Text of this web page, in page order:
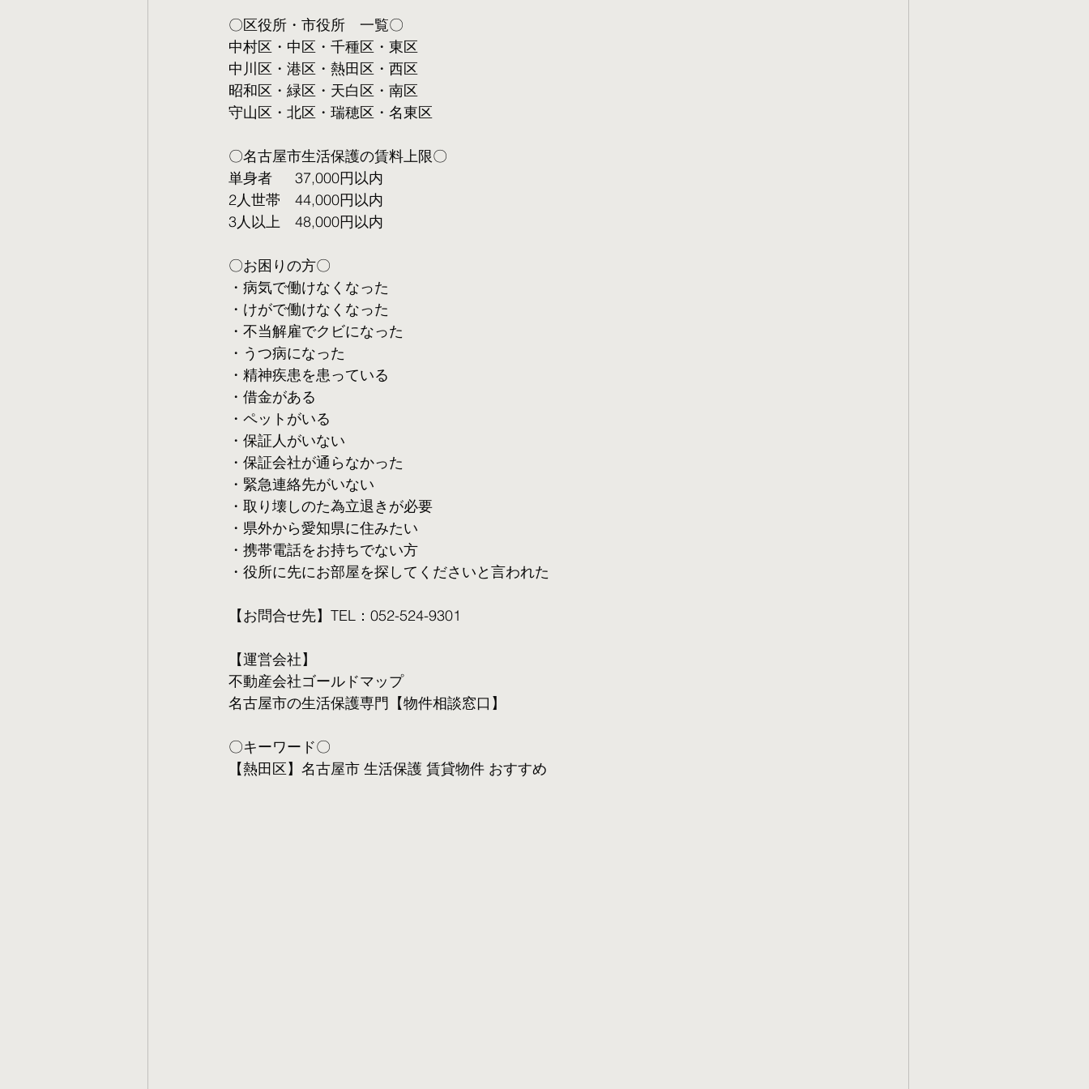
〇区役所・市役所　一覧〇
中村区・中区・千種区・東区
中川区・港区・熱田区・西区
昭和区・緑区・天白区・南区
守山区・北区・瑞穂区・名東区
〇名古屋市生活保護の賃料上限〇
単身者  　37,000円以内
2人世帯　44,000円以内
3人以上　48,000円以内
〇お困りの方〇
・病気で働けなくなった
・けがで働けなくなった
・不当解雇でクビになった
・うつ病になった
・精神疾患を患っている
・借金がある
・ペットがいる
・保証人がいない
・保証会社が通らなかった
・緊急連絡先がいない
・取り壊しのた為立退きが必要
・県外から愛知県に住みたい
・携帯電話をお持ちでない方
・役所に先にお部屋を探してくださいと言われた
【お問合せ先】TEL：052-524-9301
【運営会社】
不動産会社ゴールドマップ
名古屋市の生活保護専門【物件相談窓口】
〇キーワード〇
【熱田区】名古屋市 生活保護 賃貸物件 おすすめ